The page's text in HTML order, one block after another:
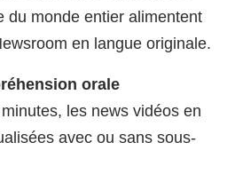
du monde entier alimentent
en langue originale.
orale
les news vidéos en
avec ou sans sous-